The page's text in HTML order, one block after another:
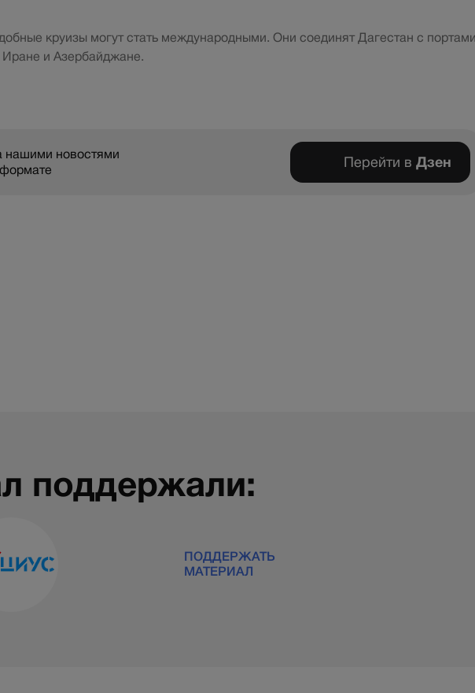
круизы могут стать международными. Они соединят Дагестан с портами
Иране и Азербайджане.
нашими новостями
Перейти в Дзен
поддержали:
ПОДДЕРЖАТЬ
МАТЕРИАЛ